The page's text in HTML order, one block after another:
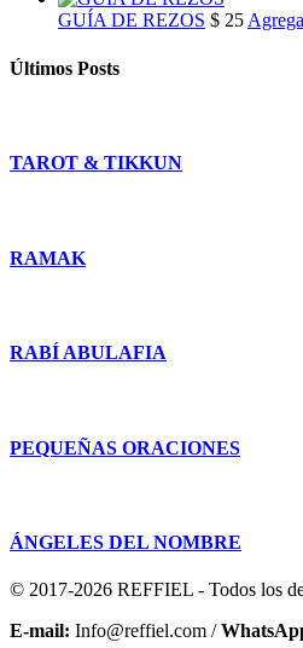
GUÍA DE REZOS $ 25
Últimos Posts
TAROT & TIKKUN
RAMAK
RABÍ ABULAFIA
PEQUEÑAS ORACIONES
ÁNGELES DEL NOMBRE
© 2017-2026 REFFIEL - Todos los
E-mail: Info@reffiel.com /